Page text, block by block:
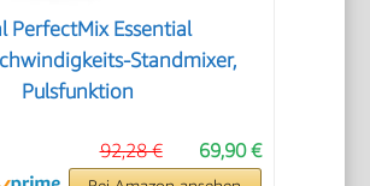
PerfectMix Essential
Standmixer,
Pulsfunktion
69,90 €
92,28 €